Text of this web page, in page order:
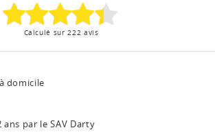
Calculé sur 222 avis
domicile
ans par le SAV Darty